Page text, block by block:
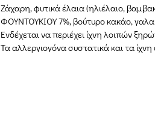
Ζάχαρη, φυτικά έλαια (ηλιέλαιο,
ΦΟΥΝΤΟΥΚΙΟΥ 7%, βούτυρο κακάο,
Ενδέχεται να περιέχει ίχνη λοιπών
Τα αλλεργιογόνα συστατικά και τα